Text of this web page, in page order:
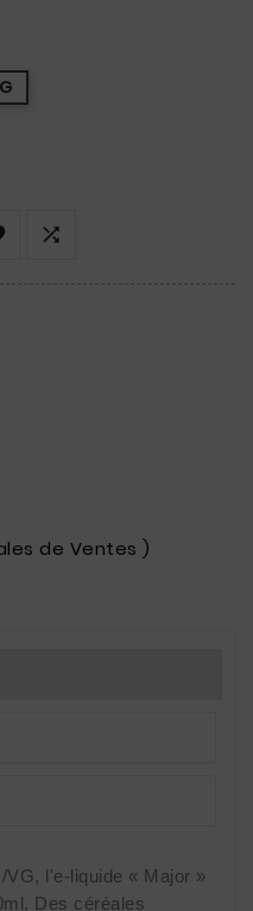

de Ventes )
l'e-liquide « Major »
Des céréales